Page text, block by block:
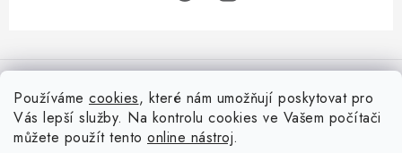
Používáme cookies, které nám umožňují poskytovat pro
Vás lepší služby. Na kontrolu cookies ve Vašem počítači
můžete použít tento online nástroj.
á
Doprava
Nepřehlédněte